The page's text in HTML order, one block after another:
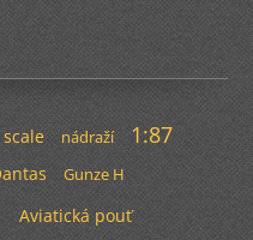
scale nádraží 1:87
Gunze H
Aviatická pouť